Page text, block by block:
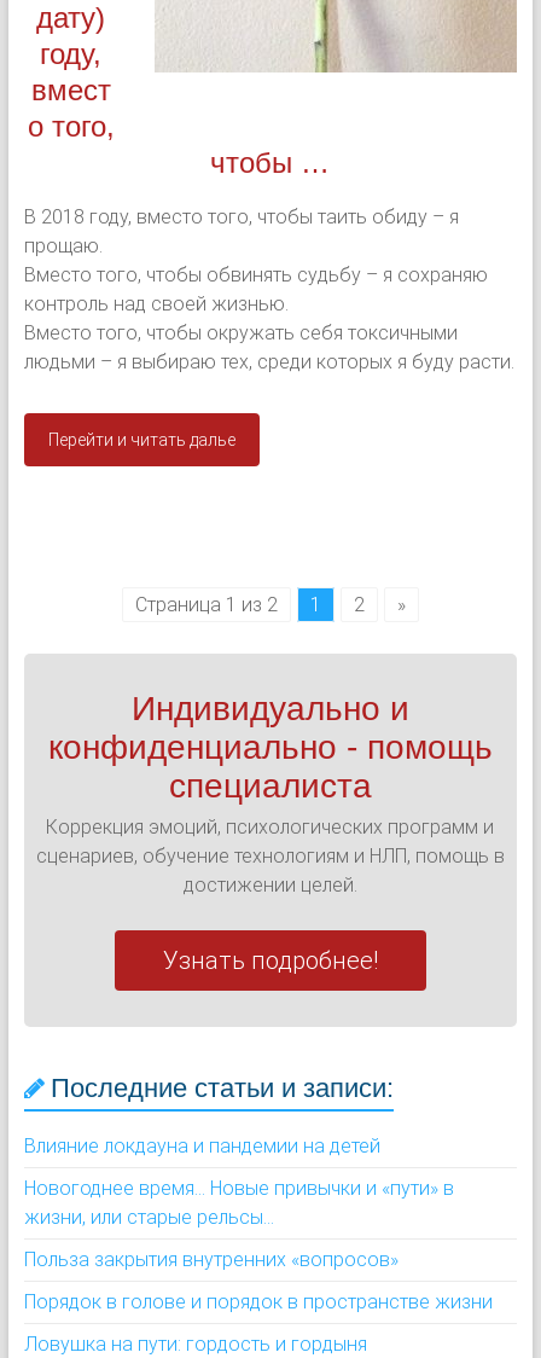
дату)
году,
вмест
о того,
чтобы …
В 2018 году, вместо того, чтобы таить обиду – я
прощаю.
Вместо того, чтобы обвинять судьбу – я сохраняю
контроль над своей жизнью.
Вместо того, чтобы окружать себя токсичными
людьми – я выбираю тех, среди которых я буду расти.
Перейти и читать далье
Страница 1 из 2 1 2 »
Индивидуально и
конфиденциально - помощь
специалиста
Коррекция эмоций, психологических программ и
сценариев, обучение технологиям и НЛП, помощь в
достижении целей.
Узнать подробнее!
Последние статьи и записи:
Влияние локдауна и пандемии на детей
Новогоднее время... Новые привычки и «пути» в
жизни, или старые рельсы...
Польза закрытия внутренних «вопросов»
Порядок в голове и порядок в пространстве жизни
Ловушка на пути: гордость и гордыня